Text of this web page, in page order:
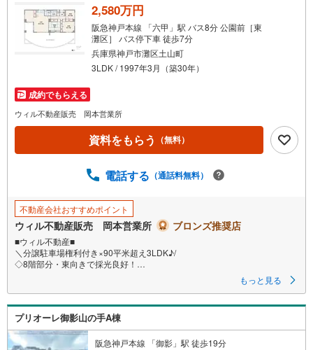
イ
ペ
ー
す
る
2,580万円
阪急神戸本線 「六甲」駅 バス8分 公園前［東
灘区］ バス停下車 徒歩7分
兵庫県神戸市灘区土山町
3LDK / 1997年3月（築30年）
成約でもらえる
ウィル不動産販売 岡本営業所
資料をもらう （無料）
電話する （通話料無料）
不動産会社おすすめポイント
ウィル不動産販売 岡本営業所 ブロンズ推奨店
■ウィル不動産■
＼分譲駐車場権利付き×90平米超え3LDK♪/
◇8階部分・東向きで採光良好！
◇ぜひ一度ご見学ください♪
◆1997年3月築、新耐震基準！
◆高台立地のひな壇型マンション！
◆エントランスにはオートロック付き！
もっと見る
プリオーレ御影山の手A棟
阪急神戸本線 「御影」駅 徒歩19分